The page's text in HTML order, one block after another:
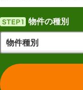
物件の種別